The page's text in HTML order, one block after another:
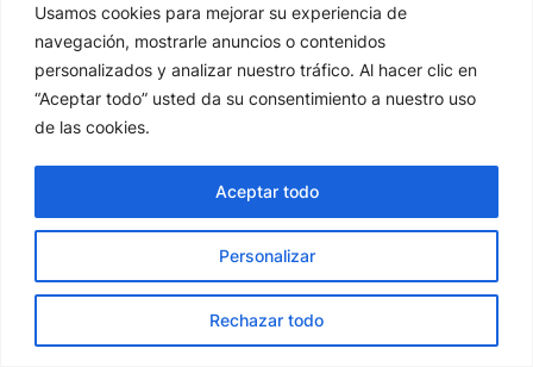
Usamos cookies para mejorar su experiencia de
navegación, mostrarle anuncios o contenidos
personalizados y analizar nuestro tráfico. Al hacer clic en
“Aceptar todo” usted da su consentimiento a nuestro uso
de las cookies.
Personalizar
Rechazar todo
Aceptar todo
Gofre Nutella